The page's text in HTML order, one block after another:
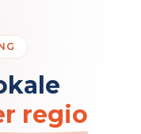
regio